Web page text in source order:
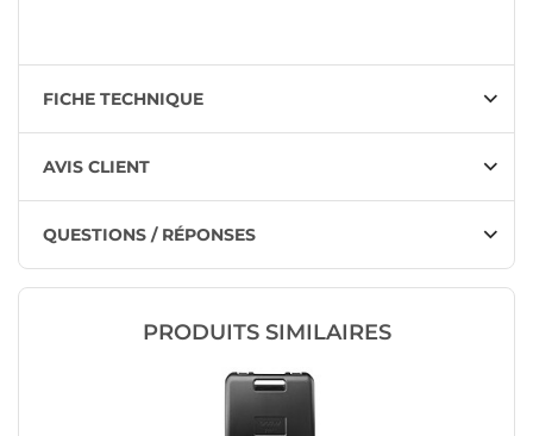
FICHE TECHNIQUE
AVIS CLIENT
QUESTIONS / RÉPONSES
PRODUITS SIMILAIRES